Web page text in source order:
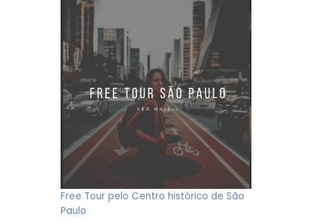
Free Tour pelo Centro histórico de São
Paulo